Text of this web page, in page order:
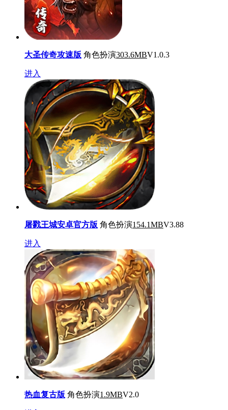
大圣传奇攻速版 角色扮演303.6MBV1.0.3
进入
屠戮王城安卓官方版 角色扮演154.1MBV3.88
进入
热血复古版 角色扮演1.9MBV2.0